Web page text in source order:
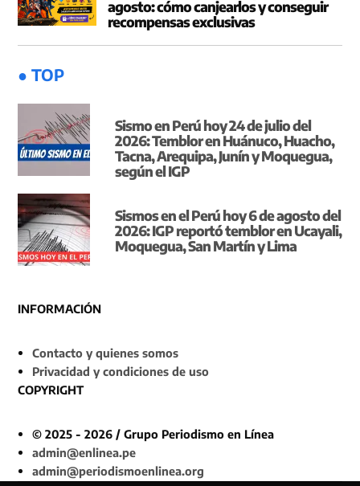
agosto: cómo canjearlos y conseguir
recompensas exclusivas
● TOP
Sismo en Perú hoy 24 de julio del
2026: Temblor en Huánuco, Huacho,
Tacna, Arequipa, Junín y Moquegua,
según el IGP
Sismos en el Perú hoy 6 de agosto del
2026: IGP reportó temblor en Ucayali,
Moquegua, San Martín y Lima
INFORMACIÓN
Contacto y quienes somos
Privacidad y condiciones de uso
COPYRIGHT
© 2025 - 2026 / Grupo Periodismo en Línea
admin@enlinea.pe
admin@periodismoenlinea.org